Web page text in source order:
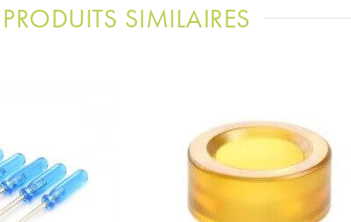
PRODUITS SIMILAIRES